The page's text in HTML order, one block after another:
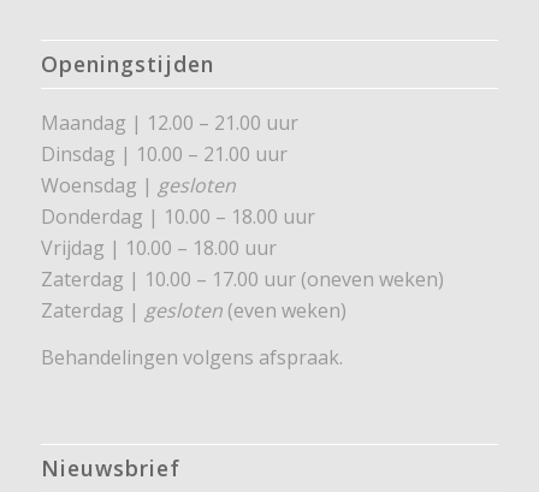
Openingstijden
Maandag | 12.00 – 21.00 uur
Dinsdag | 10.00 – 21.00 uur
Woensdag | gesloten
Donderdag | 10.00 – 18.00 uur
Vrijdag | 10.00 – 18.00 uur
Zaterdag | 10.00 – 17.00 uur (oneven weken)
Zaterdag | gesloten(even weken)
Behandelingen volgens afspraak.
Nieuwsbrief